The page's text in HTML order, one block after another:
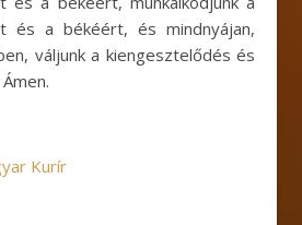
és a békéért, és mindnyájan,
váljunk a kiengesztelődés és
Kurír